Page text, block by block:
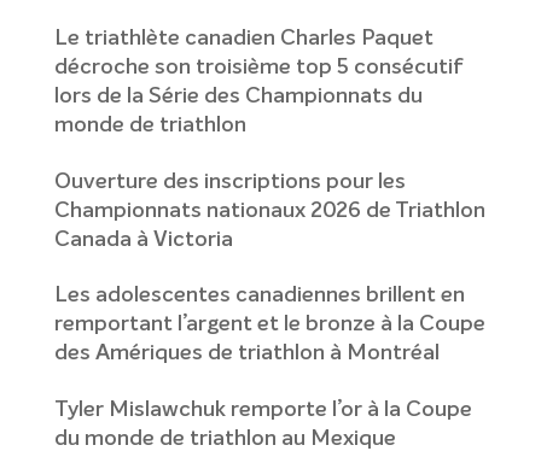
Le triathlète canadien Charles Paquet
décroche son troisième top 5 consécutif
lors de la Série des Championnats du
monde de triathlon
Ouverture des inscriptions pour les
Championnats nationaux 2026 de Triathlon
Canada à Victoria
Les adolescentes canadiennes brillent en
remportant l’argent et le bronze à la Coupe
des Amériques de triathlon à Montréal
Tyler Mislawchuk remporte l’or à la Coupe
du monde de triathlon au Mexique